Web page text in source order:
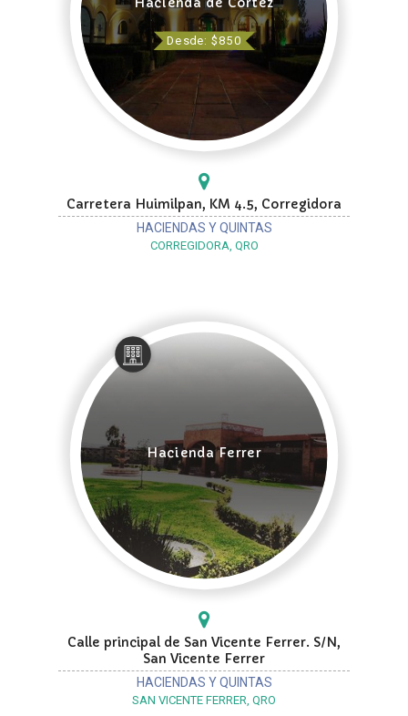
Desde: $850
Carretera Huimilpan, KM 4.5, Corregidora
HACIENDAS Y QUINTAS
CORREGIDORA, QRO
Hacienda Ferrer
Calle principal de San Vicente Ferrer. S/N,
San Vicente Ferrer
HACIENDAS Y QUINTAS
SAN VICENTE FERRER, QRO